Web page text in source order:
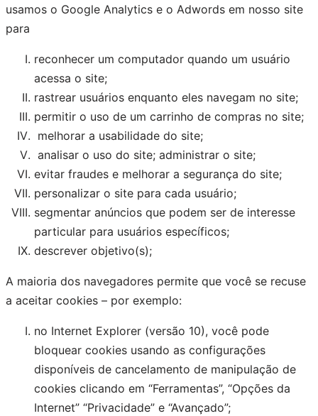
usamos o Google Analytics e o Adwords em nosso site
para
reconhecer um computador quando um usuário
acessa o site;
rastrear usuários enquanto eles navegam no site;
permitir o uso de um carrinho de compras no site;
melhorar a usabilidade do site;
analisar o uso do site; administrar o site;
evitar fraudes e melhorar a segurança do site;
personalizar o site para cada usuário;
segmentar anúncios que podem ser de interesse
particular para usuários específicos;
descrever objetivo(s);
A maioria dos navegadores permite que você se recuse
a aceitar cookies – por exemplo:
no Internet Explorer (versão 10), você pode
bloquear cookies usando as configurações
disponíveis de cancelamento de manipulação de
cookies clicando em “Ferramentas”, “Opções da
Internet” “Privacidade” e “Avançado”;